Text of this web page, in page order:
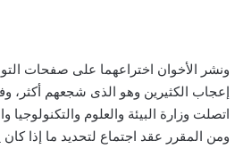
ونشر الأخوان اختراعهما على صفحات
إعجاب الكثيرين وهو الذى شجعهم
اتصلت وزارة البيئة والعلوم والتكنولوجيا
ومن المقرر عقد اجتماع لتحديد ما إذا